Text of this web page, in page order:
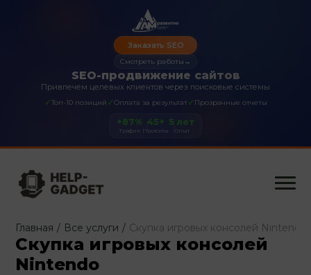
SEO-продвижение сайтов
Привлечем целевых клиентов через поисковые системы
✓Топ-10 позиций ✓Оплата за результат✓ Прозрачные отчеты
Заказать SEO
Смотреть работы →
+87%
Трафик
45+
Проекты
5 лет
Опыт
Главная / Все услуги / Скупка игровых консолей Nintendo
Скупка игровых консолей
Nintendo